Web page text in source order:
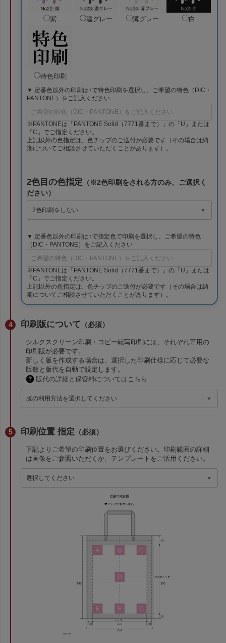
紫 濃グレー 薄グレー 白
特色印刷
▼ 定番色以外の印刷は↑で特色印刷を選択し、ご希望の特色（DIC・
PANTONE）をご記入ください
※PANTONEは「PANTONE Solid（7771番まで）」の「U」または
「C」でご指定ください。
上記以外の色指定は、色チップのご送付が必要です（その場合は納
期についてご相談させていただくことがあります）。
2色目の色指定 （※2色印刷をされる方のみ、ご選択く
ださい）
▼ 定番色以外の印刷は↑で指定色で印刷を選択し、ご希望の特色
（DIC・PANTONE）をご記入ください
※PANTONEは「PANTONE Solid（7771番まで）」の「U」または
「C」でご指定ください。
上記以外の色指定は、色チップのご送付が必要です（その場合は納
期についてご相談させていただくことがあります）。
印刷版について （必須）
シルクスクリーン印刷・コピー転写印刷には、それぞれ専用の
印刷版が必要です。
新しく版を作成する場合は、選択した印刷仕様に応じて必要な
版数と版代を自動で設定します。
版代の詳細と保管料についてはこちら
印刷位置 指定 （必須）
下記よりご希望の印刷位置をお選びください。印刷範囲の詳細
は画像をご参照いただくか、テンプレートをご活用ください。